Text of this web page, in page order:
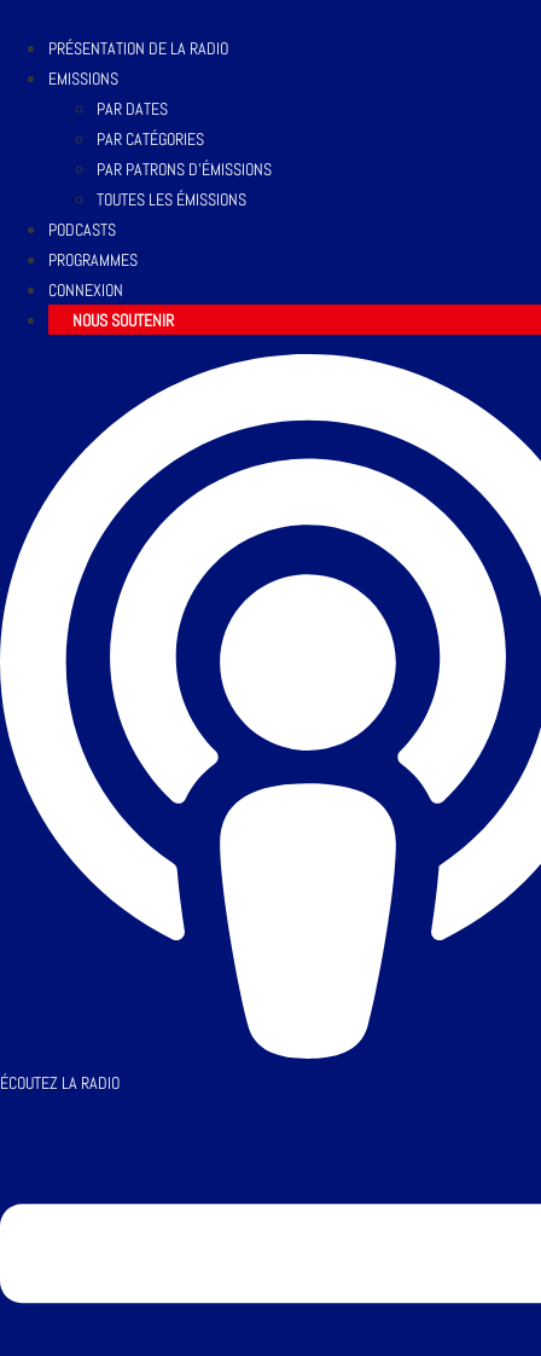
PRÉSENTATION DE LA RADIO
EMISSIONS
PAR DATES
PAR CATÉGORIES
PAR PATRONS D’ÉMISSIONS
TOUTES LES ÉMISSIONS
PODCASTS
PROGRAMMES
CONNEXION
NOUS SOUTENIR
ÉCOUTEZ LA RADIO